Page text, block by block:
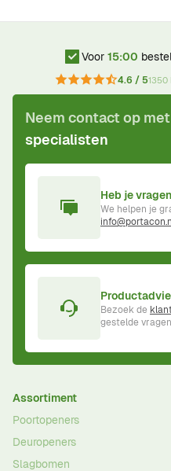
Voor 15:00
4.6 / 51350
Neem contact op
specialisten
Heb je
We helpen je
Bezoek de
gestelde
Assortiment
Poortopeners
Deuropeners
Slagbomen